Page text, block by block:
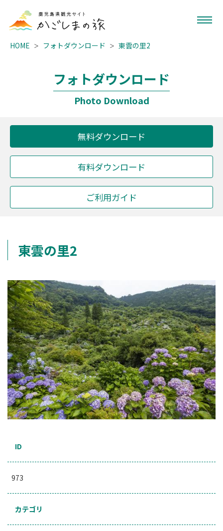
HOME フォトダウンロード 東雲の里2
フォトダウンロード
Photo Download
無料ダウンロード
有料ダウンロード
ご利用ガイド
東雲の里2
ID
973
カテゴリ